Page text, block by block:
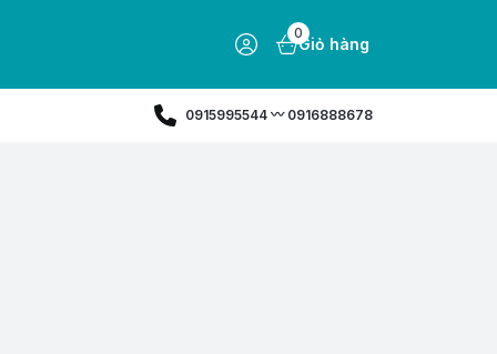
0
Giỏ hàng
0915995544 〰️ 0916888678